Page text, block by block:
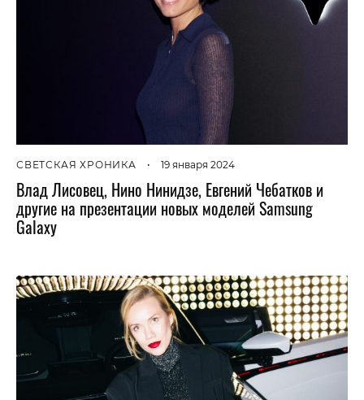
СВЕТСКАЯ ХРОНИКА • 19 января 2024
Влад Лисовец, Нино Нинидзе, Евгений Чебатков и
другие на презентации новых моделей Samsung
Galaxy